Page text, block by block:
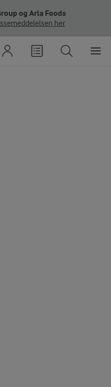
og Arla Foods
her